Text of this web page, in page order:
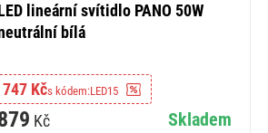
lineární svítidlo PANO 50W
bílá
747 Kčs kódem:LED15
Kč Skladem